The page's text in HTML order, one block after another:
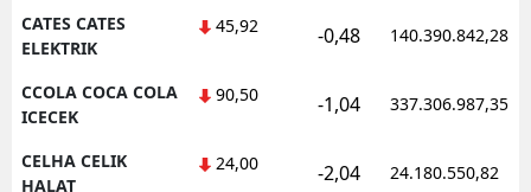
CATES CATES
ELEKTRIK
45,92 -0,48 140.390.842,28
CCOLA COCA COLA
ICECEK
90,50 -1,04 337.306.987,35
CELHA CELIK
HALAT
24,00 -2,04 24.180.550,82